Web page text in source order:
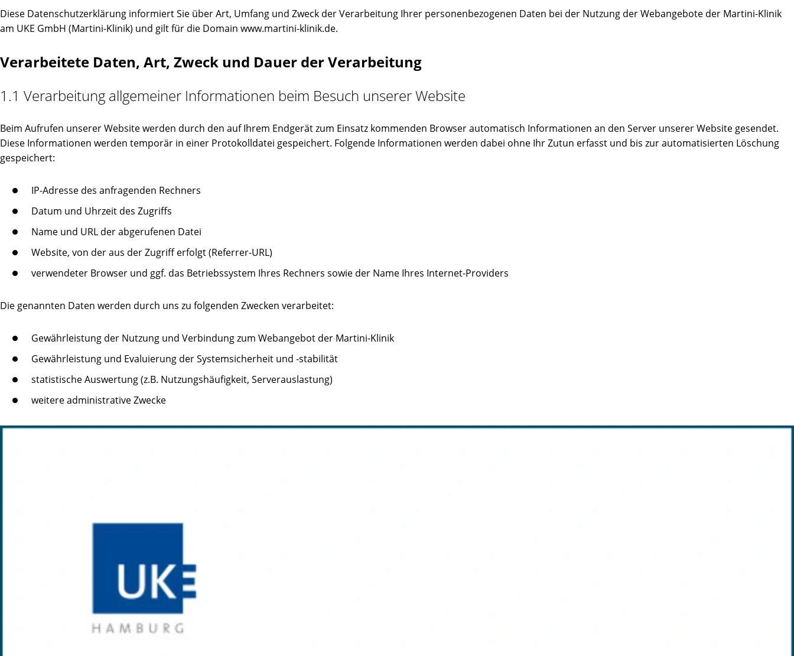
Diese Datenschutzerklärung informiert Sie über Art, Umfang und Zweck der Verarbeitung Ihrer personenbezogenen Daten bei der Nutzung der Webangebote der Martini-Klinik
am UKE GmbH (Martini-Klinik) und gilt für die Domain www.martini-klinik.de.
Verarbeitete Daten, Art, Zweck und Dauer der Verarbeitung
1.1 Verarbeitung allgemeiner Informationen beim Besuch unserer Website
Beim Aufrufen unserer Website werden durch den auf Ihrem Endgerät zum Einsatz kommenden Browser automatisch Informationen an den Server unserer Website gesendet.
Diese Informationen werden temporär in einer Protokolldatei gespeichert. Folgende Informationen werden dabei ohne Ihr Zutun erfasst und bis zur automatisierten Löschung
gespeichert:
IP-Adresse des anfragenden Rechners
Datum und Uhrzeit des Zugriffs
Name und URL der abgerufenen Datei
Website, von der aus der Zugriff erfolgt (Referrer-URL)
verwendeter Browser und ggf. das Betriebssystem Ihres Rechners sowie der Name Ihres Internet-Providers
Die genannten Daten werden durch uns zu folgenden Zwecken verarbeitet:
Gewährleistung der Nutzung und Verbindung zum Webangebot der Martini-Klinik
Gewährleistung und Evaluierung der Systemsicherheit und -stabilität
statistische Auswertung (z.B. Nutzungshäufigkeit, Serverauslastung)
weitere administrative Zwecke